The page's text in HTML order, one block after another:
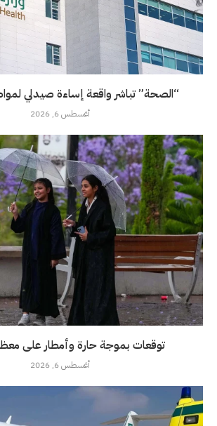
“الصحة” تباشر واقعة إساءة صيدلي
أغسطس 6, 2026
توقعات بموجة حارة وأمطار على
أغسطس 6, 2026